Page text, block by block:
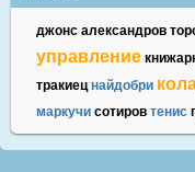
джонс александров
управление
тракиец найдобри
маркучи сотиров тенис